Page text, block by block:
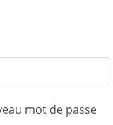
mot de passe